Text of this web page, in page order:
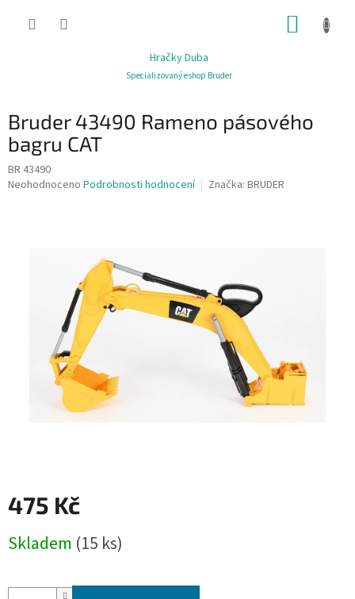
Hračky Duba
Specializovaný eshop Bruder
Bruder 43490 Rameno pásového
bagru CAT
BR 43490
Průměrné
Neohodnoceno Podrobnosti hodnocení Značka: BRUDER
475 Kč
cena:
Skladem (15 ks)